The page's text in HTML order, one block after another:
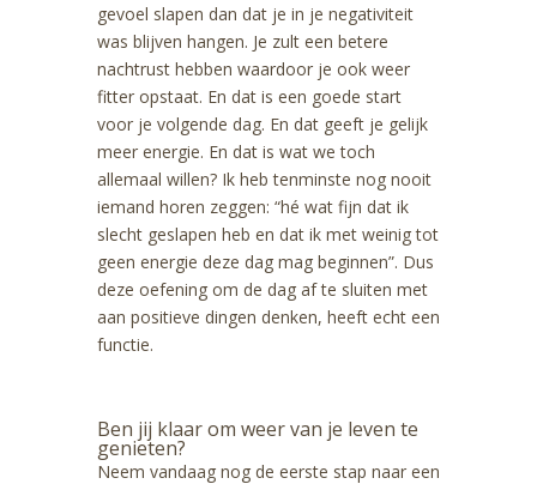
gevoel slapen dan dat je in je negativiteit
was blijven hangen. Je zult een betere
nachtrust hebben waardoor je ook weer
fitter opstaat. En dat is een goede start
voor je volgende dag. En dat geeft je gelijk
meer energie. En dat is wat we toch
allemaal willen? Ik heb tenminste nog nooit
iemand horen zeggen: “hé wat fijn dat ik
slecht geslapen heb en dat ik met weinig tot
geen energie deze dag mag beginnen”. Dus
deze oefening om de dag af te sluiten met
aan positieve dingen denken, heeft echt een
functie.
Ben jij klaar om weer van je leven te
genieten?
Neem vandaag nog de eerste stap naar een